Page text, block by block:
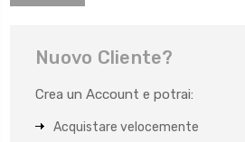
Nuovo Cliente?
Crea un Account e potrai:
Acquistare velocemente